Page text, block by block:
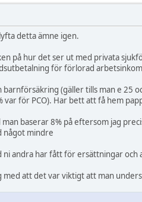
detta ämne igen.
på hur det ser ut med privata
för förlorad
barnförsäkring (gäller tills man e 25
var för PCO). Har bett att få hem
baserar 8% på eftersom jag
något mindre
ni andra har fått för ersättningar och
med att det var viktigt att man